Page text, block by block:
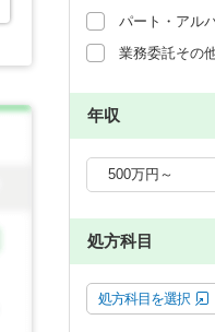
パート・アル
業務委託その
年収
処方科目
処方科目を選択